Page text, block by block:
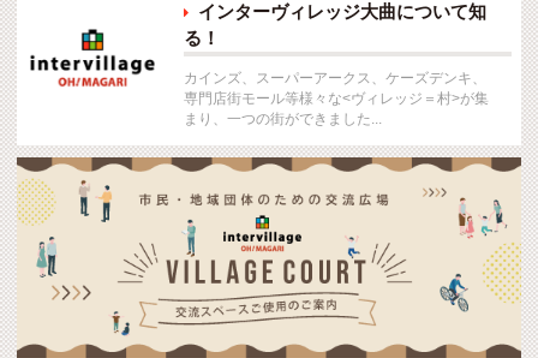

インターヴィレッジ大曲について知
る！
カインズ、スーパーアークス、ケーズデンキ、
専門店街モール等様々な<ヴィレッジ＝村>が集
まり、一つの街ができました...